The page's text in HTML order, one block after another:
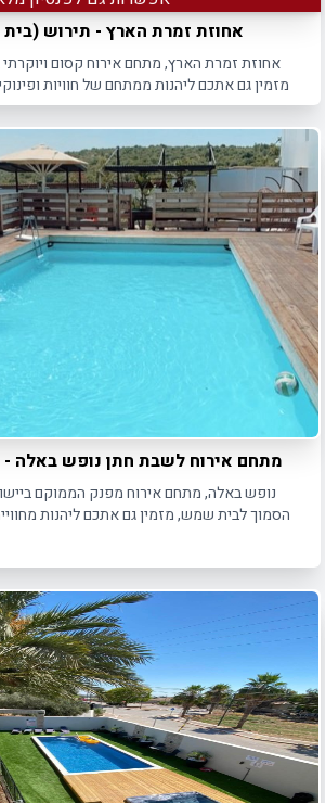
אחוזת זמרת הארץ - תירוש
אחוזת זמרת הארץ, מתחם אירוח קסום
מזמין גם אתכם ליהנות ממתחם של חוויות
חתן.
מתחם אירוח לשבת חתן נופש באלה
נופש באלה, מתחם אירוח מפנק הממוקם
הסמוך לבית שמש, מזמין גם אתכם ליהנות